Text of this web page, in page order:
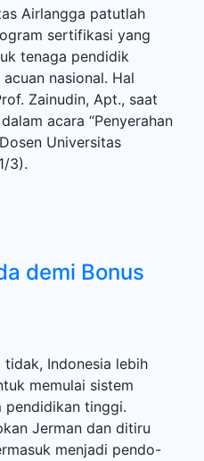
Airlangga patutlah
sertifikasi yang
tenaga pendidik
nasional. Hal
Zainudin, Apt., saat
acara “Penyerahan
Universitas
3).
demi Bonus
tidak, Indonesia lebih
memulai sistem
pendidikan tinggi.
Jerman dan ditiru
menjadi pendo-